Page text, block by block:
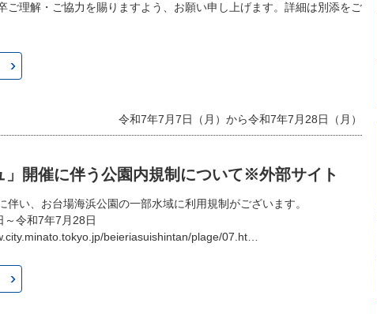
ご理解・ご協力を賜りますよう、お願い申し上げます。詳細は別添をご
令和7年7月7日（月）から令和7年7月28日（月）
」開催に伴う公園内規制について※外部サイト
伴い、お台場海浜公園の一部水域に利用規制がございます。
～令和7年7月28日
beieriasuishintan/plage/07.ht…